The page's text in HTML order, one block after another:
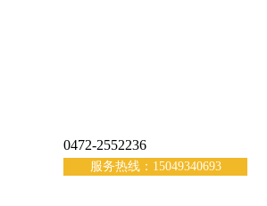
0472-2552236
服务热线：15049340693